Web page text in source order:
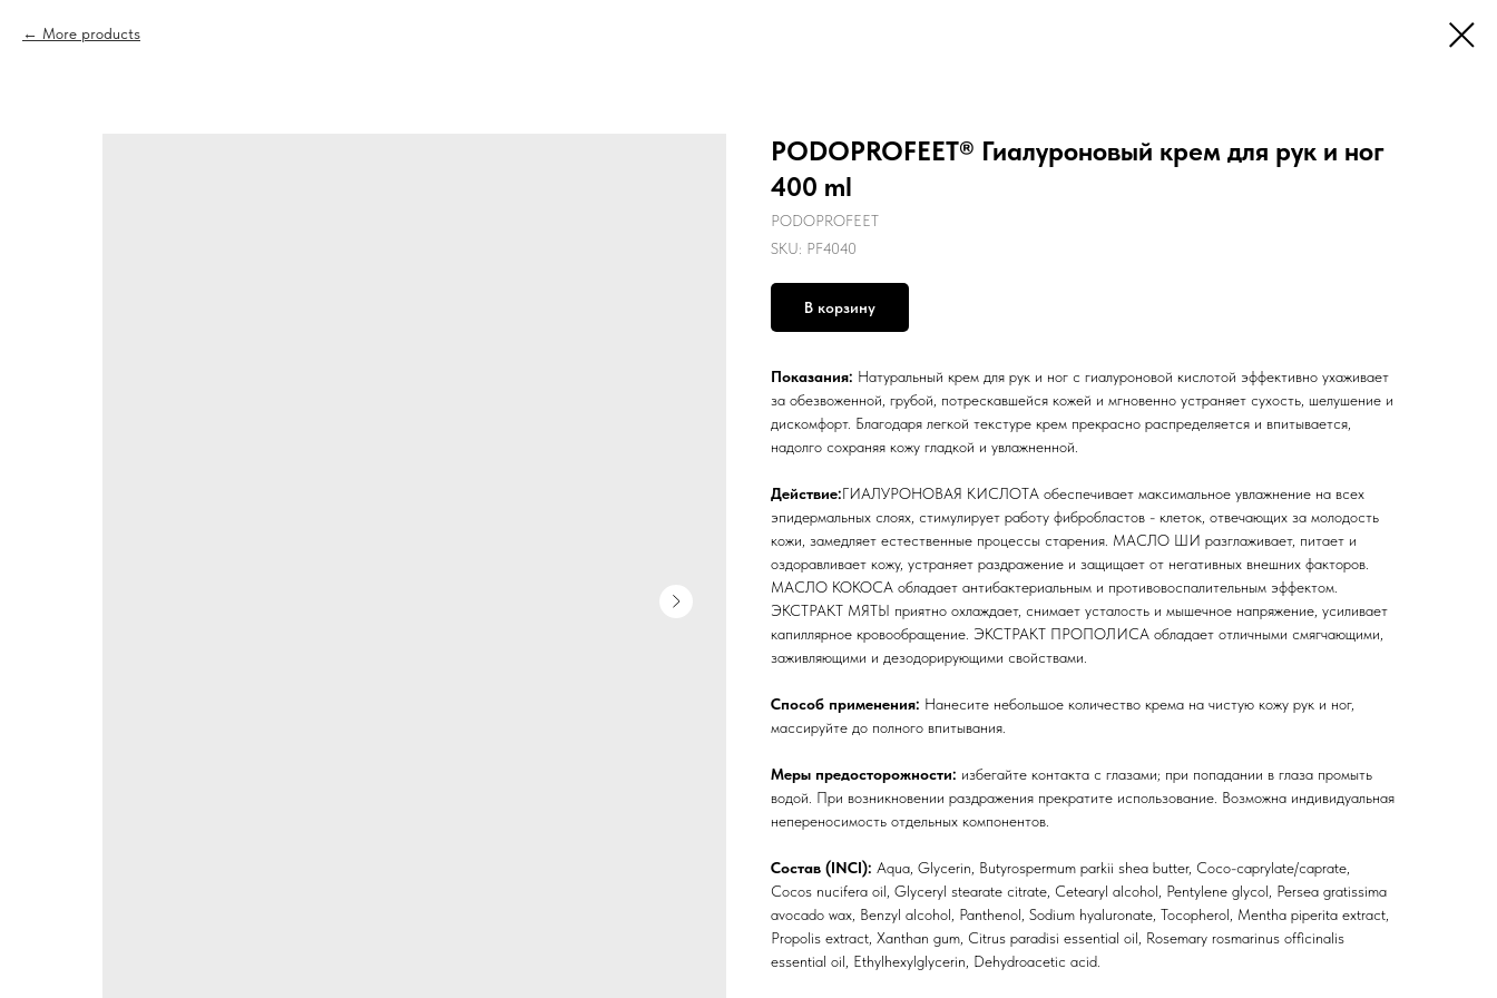
More products
PODOPROFEET® Гиалуроновый крем для рук и ног
400 ml
PODOPROFEET
SKU: PF4040
В корзину
Показания: Натуральный крем для рук и ног с гиалуроновой кислотой эффективно ухаживает
за обезвоженной, грубой, потрескавшейся кожей и мгновенно устраняет сухость, шелушение и
дискомфорт. Благодаря легкой текстуре крем прекрасно распределяется и впитывается,
надолго сохраняя кожу гладкой и увлажненной.
Действие:ГИАЛУРОНОВАЯ КИСЛОТА обеспечивает максимальное увлажнение на всех
эпидермальных слоях, стимулирует работу фибробластов - клеток, отвечающих за молодость
кожи, замедляет естественные процессы старения. МАСЛО ШИ разглаживает, питает и
оздоравливает кожу, устраняет раздражение и защищает от негативных внешних факторов.
МАСЛО КОКОСА обладает антибактериальным и противовоспалительным эффектом.
ЭКСТРАКТ МЯТЫ приятно охлаждает, снимает усталость и мышечное напряжение, усиливает
капиллярное кровообращение. ЭКСТРАКТ ПРОПОЛИСА обладает отличными смягчающими,
заживляющими и дезодорирующими свойствами.
Способ применения: Нанесите небольшое количество крема на чистую кожу рук и ног,
массируйте до полного впитывания.
Меры предосторожности: избегайте контакта с глазами; при попадании в глаза промыть
водой. При возникновении раздражения прекратите использование. Возможна индивидуальная
непереносимость отдельных компонентов.
Состав (INCI): Aqua, Glycerin, Butyrospermum parkii shea butter, Coco-caprylate/caprate,
Cocos nucifera oil, Glyceryl stearate citrate, Cetearyl alcohol, Pentylene glycol, Persea gratissima
avocado wax, Benzyl alcohol, Panthenol, Sodium hyaluronate, Tocopherol, Mentha piperita extract,
Propolis extract, Xanthan gum, Citrus paradisi essential oil, Rosemary rosmarinus officinalis
essential oil, Ethylhexylglycerin, Dehydroacetic acid.